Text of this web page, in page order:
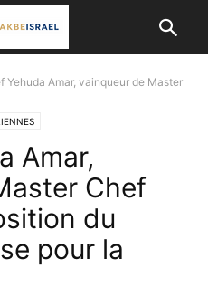
Yehuda Amar, vainqueur de Master
GASTRONOMIE
Amar,
Chef
du
pour la